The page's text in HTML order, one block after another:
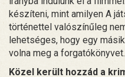
készíteni, mint amilyen A
történettel valószínűleg
lehetséges, hogy egy
volna meg a forgatókönyvet.
Közel került hozzád a